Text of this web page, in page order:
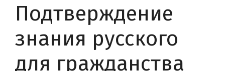
Подтверждение
знания русского
для гражданства